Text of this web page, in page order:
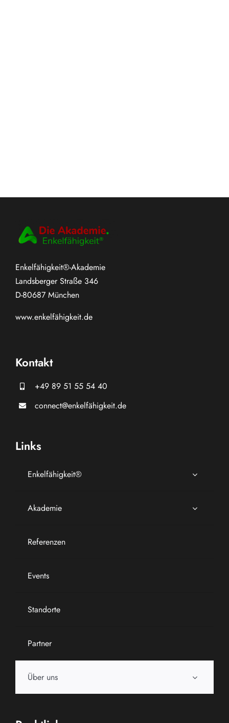
Enkelfähigkeit®-Akademie
Landsberger Straße 346
D-80687 München
www.enkelfähigkeit.de
Kontakt
+49 89 51 55 54 40
connect@enkelfähigkeit.de
Links
Enkelfähigkeit®
Akademie
Referenzen
Events
Standorte
Partner
Über uns